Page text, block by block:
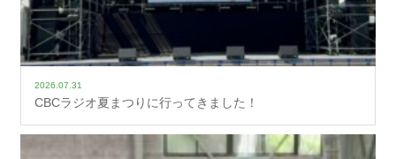
2026.07.31
CBCラジオ夏まつりに行ってきました！